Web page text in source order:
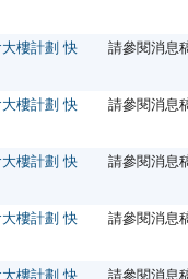
大樓計劃 快
請參閱消息
大樓計劃 快
請參閱消息
大樓計劃 快
請參閱消息
大樓計劃 快
請參閱消息
大樓計劃 快
請參閱消息